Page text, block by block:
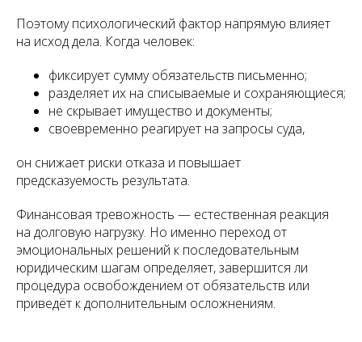
Поэтому психологический фактор напрямую влияет
на исход дела. Когда человек:
фиксирует сумму обязательств письменно;
разделяет их на списываемые и сохраняющиеся;
не скрывает имущество и документы;
своевременно реагирует на запросы суда,
он снижает риски отказа и повышает
предсказуемость результата.
Финансовая тревожность — естественная реакция
на долговую нагрузку. Но именно переход от
эмоциональных решений к последовательным
юридическим шагам определяет, завершится ли
процедура освобождением от обязательств или
приведёт к дополнительным осложнениям.